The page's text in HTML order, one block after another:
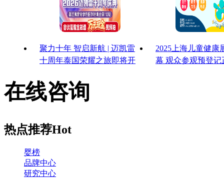
聚力十年 智启新航 | 迈凯雷
十周年泰国荣耀之旅即将开
2025上海儿童健康
幕 观众参观预登记
在线咨询
热点推荐Hot
婴榜
品牌中心
研究中心